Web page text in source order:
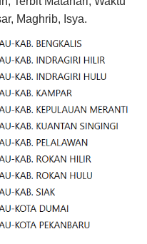
Maghrib, Isya.